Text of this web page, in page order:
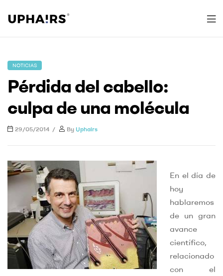
Uphairs
NOTICIAS
Pérdida del cabello:
culpa de una molécula
29/05/2014 By Uphairs
En el día de
hoy
hablaremos
de un gran
avance
científico,
relacionado
con el